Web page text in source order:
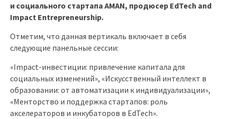
и социального стартапа AMAN, продюсер EdTech and
Impact Entrepreneurship.
Отметим, что данная вертикаль включает в себя
следующие панельные сессии:
«Impact-инвестиции: привлечение капитала для
социальных изменений», «Искусственный интеллект в
образовании: от автоматизации к индивидуализации»,
«Менторство и поддержка стартапов: роль
акселераторов и инкубаторов в EdTech».